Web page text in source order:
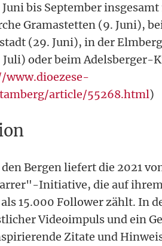
bis September
Gramastetten (9. Juni),
(29. Juni), in der
oder beim
www.dioezese-
article/55268.html)
Bergen liefert die 2021
Initiative, die auf
15.000 Follower zählt. In
Videoimpuls und ein
Zitate und